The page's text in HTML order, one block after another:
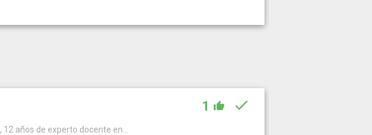
1
años de experto docente en...